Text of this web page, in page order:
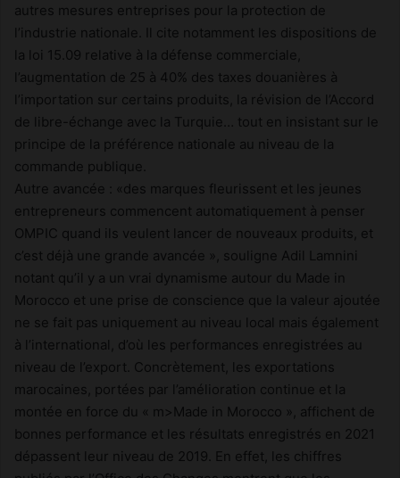
autres mesures entreprises pour la protection de
l’industrie nationale. Il cite notamment les dispositions de
la loi 15.09 relative à la défense commerciale,
l’augmentation de 25 à 40% des taxes douanières à
l’importation sur certains produits, la révision de l’Accord
de libre-échange avec la Turquie… tout en insistant sur le
principe de la préférence nationale au niveau de la
commande publique.
Autre avancée : «des marques fleurissent et les jeunes
entrepreneurs commencent automatiquement à penser
OMPIC quand ils veulent lancer de nouveaux produits, et
c’est déjà une grande avancée », souligne Adil Lamnini
notant qu’il y a un vrai dynamisme autour du Made in
Morocco et une prise de conscience que la valeur ajoutée
ne se fait pas uniquement au niveau local mais également
à l’international, d’où les performances enregistrées au
niveau de l’export. Concrètement, les exportations
marocaines, portées par l’amélioration continue et la
montée en force du « m>Made in Morocco », affichent de
bonnes performance et les résultats enregistrés en 2021
dépassent leur niveau de 2019. En effet, les chiffres